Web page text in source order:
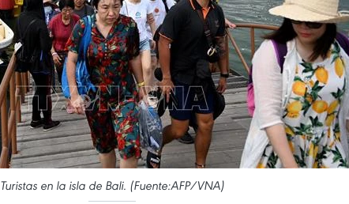
Turistas en la isla de Bali. (Fuente:AFP/VNA)